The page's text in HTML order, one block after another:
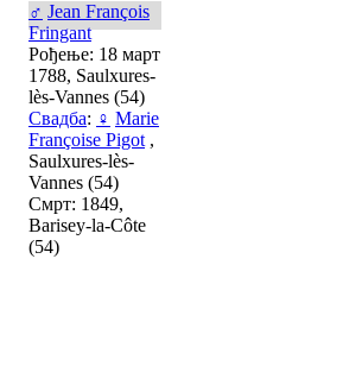
♂ Jean François
Fringant
Рођење: 18 март
1788, Saulxures-
lès-Vannes (54)
Свадба: ♀ Marie
Françoise Pigot ,
Saulxures-lès-
Vannes (54)
Смрт: 1849,
Barisey-la-Côte
(54)